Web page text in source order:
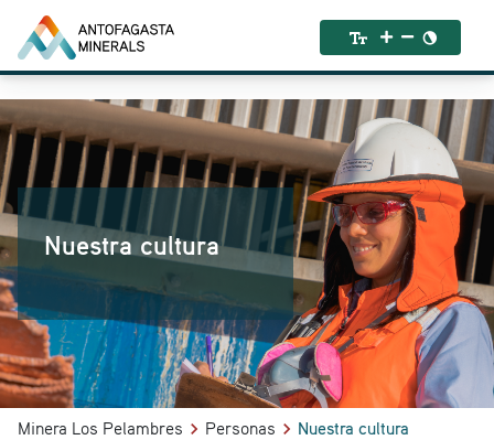
Nuestra cultura
Minera Los Pelambres Personas Nuestra cultura